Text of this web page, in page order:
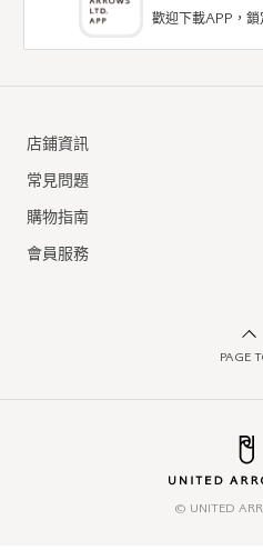
歡迎下載APP，鎖
店鋪資訊
常見問題
購物指南
會員服務
PAGE
© UNITED